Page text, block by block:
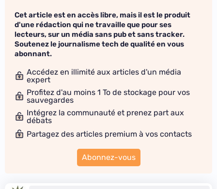
Cet article est en accès libre, mais il est le produit
d'une rédaction qui ne travaille que pour ses
lecteurs, sur un média sans pub et sans tracker.
Soutenez le journalisme tech de qualité en vous
abonnant.
Accédez en illimité aux articles d'un média
expert
Profitez d'au moins 1 To de stockage pour vos
sauvegardes
Intégrez la communauté et prenez part aux
débats
Partagez des articles premium à vos contacts
Abonnez-vous